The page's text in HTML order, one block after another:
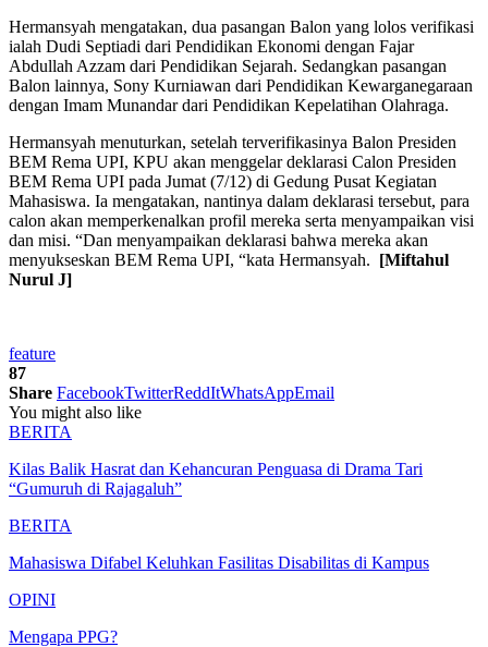
Hermansyah mengatakan, dua pasangan Balon yang lolos verifikasi
ialah Dudi Septiadi dari Pendidikan Ekonomi dengan Fajar
Abdullah Azzam dari Pendidikan Sejarah. Sedangkan pasangan
Balon lainnya, Sony Kurniawan dari Pendidikan Kewarganegaraan
dengan Imam Munandar dari Pendidikan Kepelatihan Olahraga.
Hermansyah menuturkan, setelah terverifikasinya Balon Presiden
BEM Rema UPI, KPU akan menggelar deklarasi Calon Presiden
BEM Rema UPI pada Jumat (7/12) di Gedung Pusat Kegiatan
Mahasiswa. Ia mengatakan, nantinya dalam deklarasi tersebut, para
calon akan memperkenalkan profil mereka serta menyampaikan visi
dan misi. “Dan menyampaikan deklarasi bahwa mereka akan
menyukseskan BEM Rema UPI, “kata Hermansyah. [Miftahul
Nurul J]
feature
87
Share FacebookTwitterReddItWhatsAppEmail
You might also like
BERITA
Kilas Balik Hasrat dan Kehancuran Penguasa di Drama Tari
“Gumuruh di Rajagaluh”
BERITA
Mahasiswa Difabel Keluhkan Fasilitas Disabilitas di Kampus
OPINI
Mengapa PPG?